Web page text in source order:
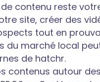
contenu reste
site, créer des
tout en
du marché local
de hatchr.
contenus autour